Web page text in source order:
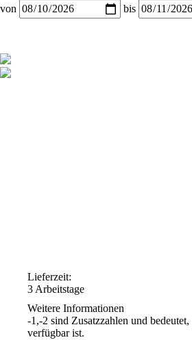
von
bis
Lieferzeit:
3 Arbeitstage
Weitere Informationen
-1,-2 sind Zusatzzahlen und
verfügbar ist.